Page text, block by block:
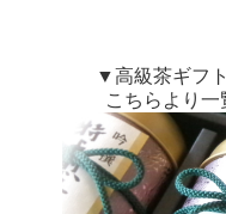
▼高級茶ギフ
こちらより一